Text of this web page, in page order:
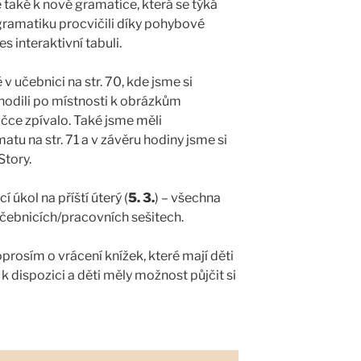
k nové gramatice, která se týká
procvičili díky pohybové
interaktivní tabuli.
učebnici na str. 70, kde jsme si
po místnosti k obrázkům
zpívalo. Také jsme měli
na str. 71 a v závěru hodiny jsme si
úkol na příští úterý (5. 3.) – všechna
pracovních sešitech.
o vrácení knížek, které mají děti
dispozici a děti měly možnost půjčit si